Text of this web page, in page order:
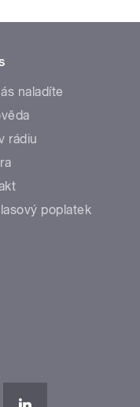
naladíte
rádiu
poplatek